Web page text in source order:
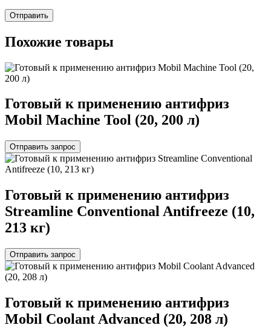
Похожие товары
Готовый к применению антифриз
Mobil Machine Tool (20, 200 л)
Отправить запрос
Готовый к применению антифриз
Streamline Conventional Antifreeze (10,
213 кг)
Отправить запрос
Готовый к применению антифриз
Mobil Coolant Advanced (20, 208 л)